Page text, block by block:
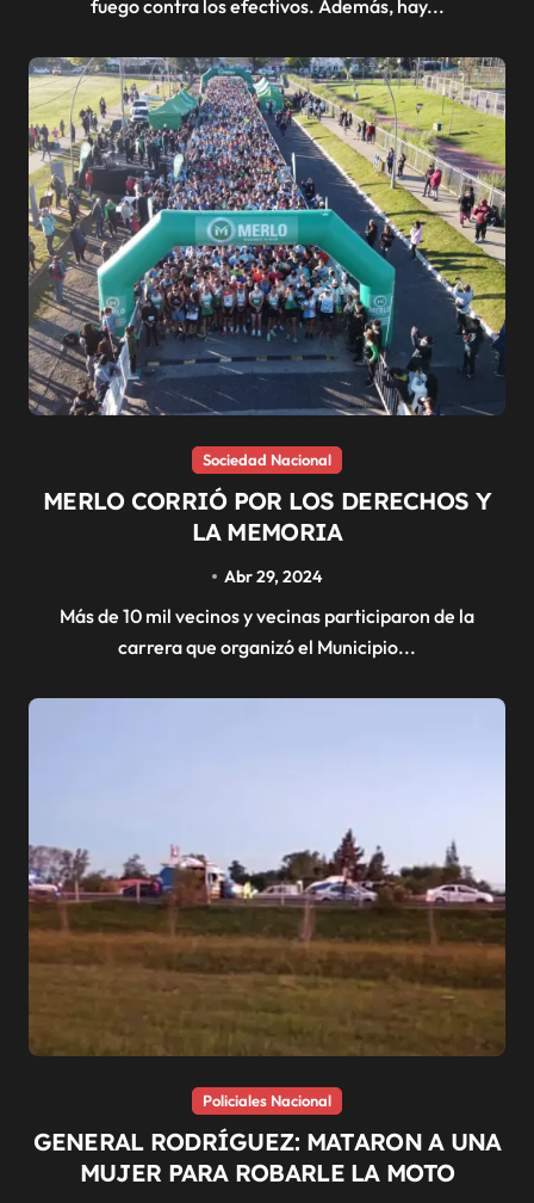
fuego contra los efectivos. Además, hay...
Sociedad Nacional
MERLO CORRIÓ POR LOS DERECHOS Y
LA MEMORIA
Abr 29, 2024
Más de 10 mil vecinos y vecinas participaron de la
carrera que organizó el Municipio...
Policiales Nacional
GENERAL RODRÍGUEZ: MATARON A UNA
MUJER PARA ROBARLE LA MOTO